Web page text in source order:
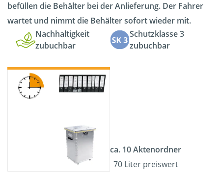
befüllen die Behälter bei der Anlieferung. Der Fahrer
wartet und nimmt die Behälter sofort wieder mit.
Nachhaltigkeit
zubuchbar
Schutzklasse 3
zubuchbar
ca. 10 Aktenordner
70 Liter preiswert